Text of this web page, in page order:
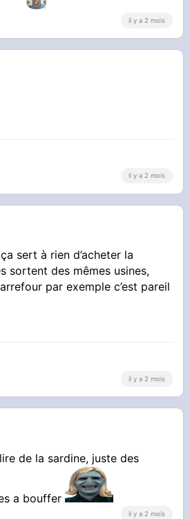
il y a 2 mois
il y a 2 mois
sert à rien d’acheter la
sortent des mêmes usines,
par exemple c’est pareil
il y a 2 mois
de la sardine, juste des
a bouffer
il y a 2 mois